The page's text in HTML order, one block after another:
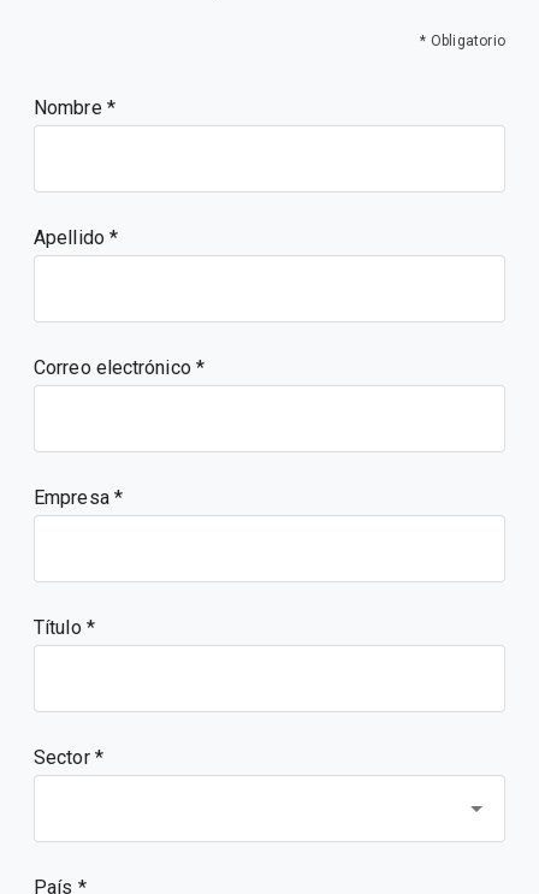
* Obligatorio
Nombre
Apellido
Correo electrónico
Empresa
Título
Sector *
País *